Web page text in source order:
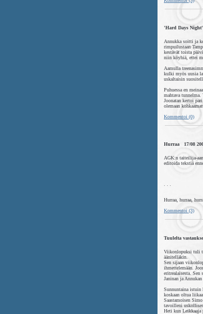
'Hard Days
Annukka soitti ja
rimpuilustaan
kestävät toista
niin köyhiä, ettei
Aamulla
kulki myös uusia
uskaltaisin
Puhuessa en
mahtava
Joonatan kertoi
olemaan
Kommentoi (0)
Hurraa 17/08
AGK:n taiteilija-
editoida tekstiä
Hurraa, hurraa,
Kommentoi (3)
Tuulelta
Viikonlopuksi tuli
äänitelläkin.
Sen sijaan
ihmettelemään.
eritrealaisesta. Sen
Janinan ja
Sunnuntaina istuin
koskaan oltua
Saastamoisen
tavoilleni
Heti kun Leikkaaja